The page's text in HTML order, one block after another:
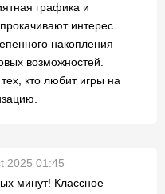
графика и
интерес.
накопления
возможностей.
кто любит игры на
2025 01:45
минут! Классное